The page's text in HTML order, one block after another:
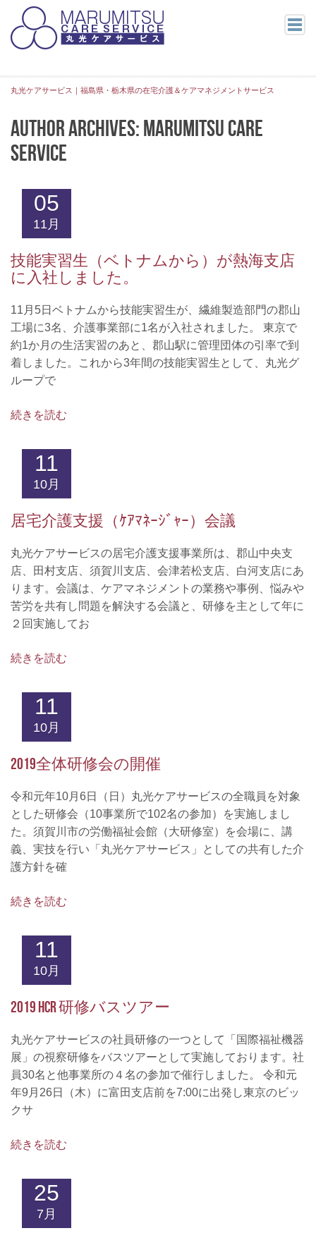
ニュース
郡山エリアブログ
求人情報
サービス紹介
郡山エリア
郡山中央支店
富田支店
田村支店
レンタル
熱海支店
県中エリア
会社概要
広報誌紹介
お問い合わせ
丸光ケアサービス｜福島県・栃木県の在宅介護＆ケアマネジメントサービス
Author archives: Marumitsu Care
Service
05
11月
技能実習生（ベトナムから）が熱海支店
に入社しました。
11月5日ベトナムから技能実習生が、繊維製造部門の郡山
工場に3名、介護事業部に1名が入社されました。 東京で
約1か月の生活実習のあと、郡山駅に管理団体の引率で到
着しました。これから3年間の技能実習生として、丸光グ
ループで
続きを読む
11
10月
居宅介護支援（ｹｱﾏﾈｰｼﾞｬｰ）会議
丸光ケアサービスの居宅介護支援事業所は、郡山中央支
店、田村支店、須賀川支店、会津若松支店、白河支店にあ
ります。会議は、ケアマネジメントの業務や事例、悩みや
苦労を共有し問題を解決する会議と、研修を主として年に
２回実施してお
続きを読む
11
10月
2019全体研修会の開催
令和元年10月6日（日）丸光ケアサービスの全職員を対象
とした研修会（10事業所で102名の参加）を実施しまし
た。須賀川市の労働福祉会館（大研修室）を会場に、講
義、実技を行い「丸光ケアサービス」としての共有した介
護方針を確
続きを読む
11
10月
2019 HCR 研修バスツアー
丸光ケアサービスの社員研修の一つとして「国際福祉機器
展」の視察研修をバスツアーとして実施しております。社
員30名と他事業所の４名の参加で催行しました。 令和元
年9月26日（木）に富田支店前を7:00に出発し東京のビッ
クサ
続きを読む
25
7月